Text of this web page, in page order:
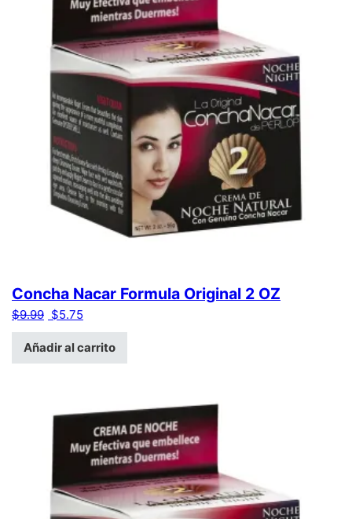
Concha Nacar Formula Original 2 OZ
$9.99 El precio original era: $9.99.
$5.75
Añadir al carrito